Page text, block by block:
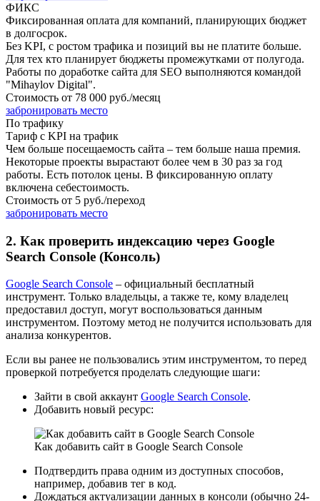
ФИКС
Фиксированная оплата для компаний, планирующих бюджет
в долгосрок.
Без KPI, с ростом трафика и позиций вы не платите больше.
Для тех кто планирует бюджеты промежутками от полугода.
Работы по доработке сайта для SEO выполняются командой
"Mihaylov Digital".
Стоимость от 78 000 руб./месяц
забронировать место
По трафику
Тариф с KPI на трафик
Чем больше посещаемость сайта – тем больше наша премия.
Некоторые проекты вырастают более чем в 30 раз за год
работы. Есть потолок цены. В фиксированную оплату
включена себестоимость.
Стоимость от 5 руб./переход
забронировать место
2. Как проверить индексацию через Google
Search Console (Консоль)
Google Search Console – официальный бесплатный
инструмент. Только владельцы, а также те, кому владелец
предоставил доступ, могут воспользоваться данным
инструментом. Поэтому метод не получится использовать для
анализа конкурентов.
Если вы ранее не пользовались этим инструментом, то перед
проверкой потребуется проделать следующие шаги:
Зайти в свой аккаунт Google Search Console.
Добавить новый ресурс:
Как добавить сайт в Google Search Console
Подтвердить права одним из доступных способов,
например, добавив тег в код.
Дождаться актуализации данных в консоли (обычно 24-